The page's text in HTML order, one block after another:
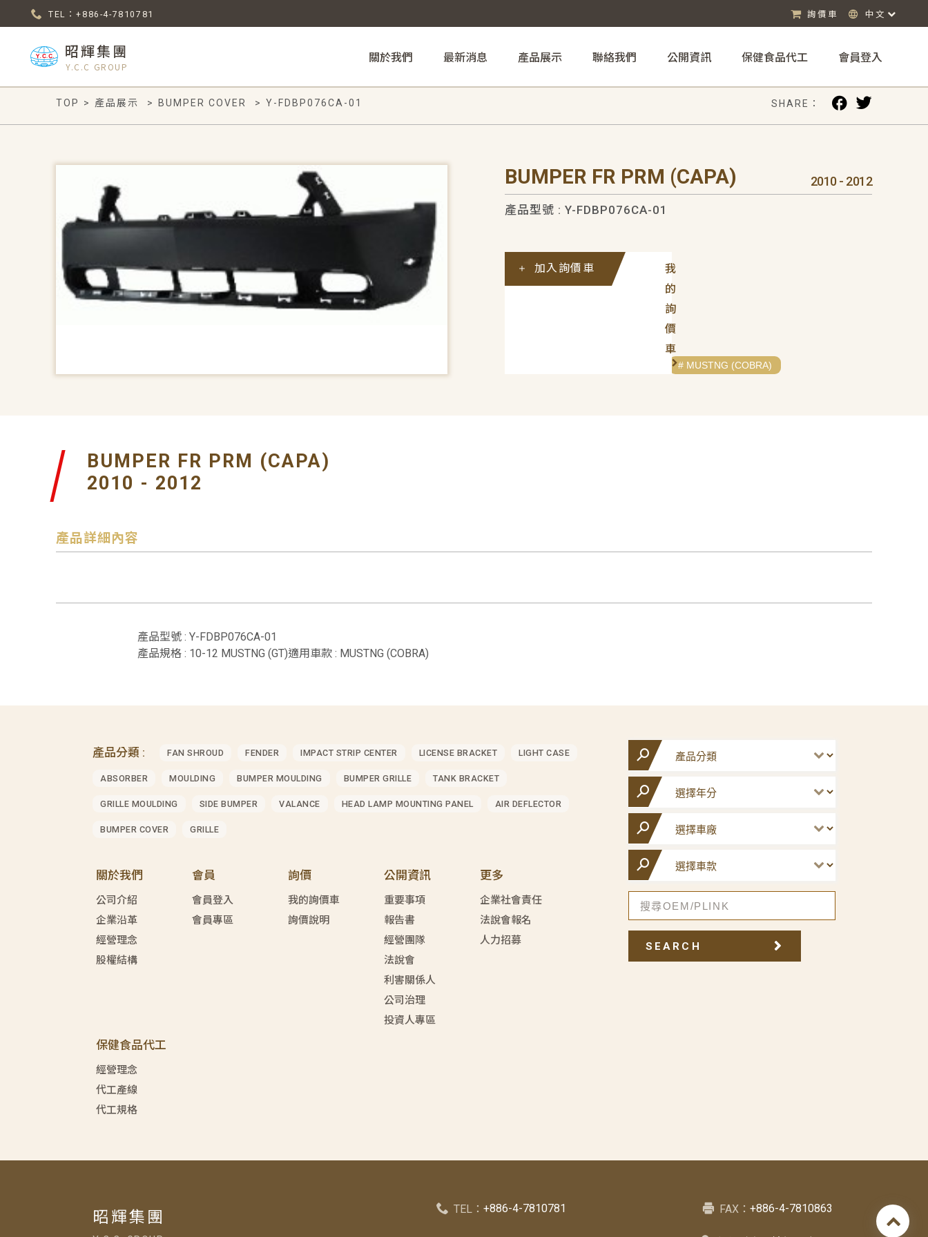
TEL：+886-4-7810781 詢價車 中文
昭輝集團
Y.C.C GROUP
關於我們 最新消息 產品展示 聯絡我們 公開資訊 保健食品代工 會員登入
TOP > 產品展示 > BUMPER COVER > Y-FDBP076CA-01 SHARE：
BUMPER FR PRM (CAPA) 2010 - 2012
產品型號 : Y-FDBP076CA-01
我
的
詢
價
車
加入詢價車
# MUSTNG (COBRA)
BUMPER FR PRM (CAPA)
2010 - 2012
產品詳細內容
產品型號 : Y-FDBP076CA-01
產品規格 : 10-12 MUSTNG (GT)適用車款 : MUSTNG (COBRA)
產品分類 : FAN SHROUD FENDER IMPACT STRIP CENTER LICENSE BRACKET LIGHT CASE
ABSORBER MOULDING BUMPER MOULDING BUMPER GRILLE TANK BRACKET
GRILLE MOULDING SIDE BUMPER VALANCE HEAD LAMP MOUNTING PANEL AIR DEFLECTOR
BUMPER COVER GRILLE
關於我們
公司介紹
企業沿革
經營理念
股權結構
會員
會員登入
會員專區
詢價
我的詢價車
詢價說明
公開資訊
重要事項
報告書
經營團隊
法說會
利害關係人
公司治理
投資人專區
更多
企業社會責任
法說會報名
人力招募
保健食品代工
經營理念
代工產線
代工規格
SEARCH
昭輝集團 TEL： +886-4-7810781 FAX：+886-4-7810863